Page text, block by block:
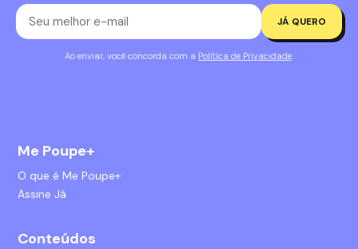
JÁ QUERO
Ao enviar, você concorda com a Política de Privacidade
Me Poupe+
O que é Me Poupe+
Assine Já
Conteúdos